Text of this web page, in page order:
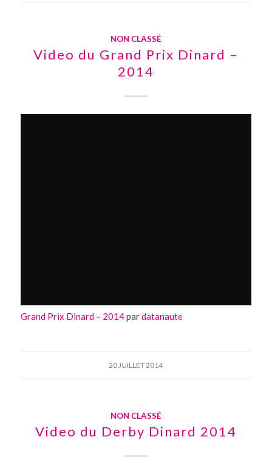
NON CLASSÉ
Video du Grand Prix Dinard –
2014
Grand Prix Dinard – 2014pardatanaute
20 JUILLET 2014
NON CLASSÉ
Video du Derby Dinard 2014